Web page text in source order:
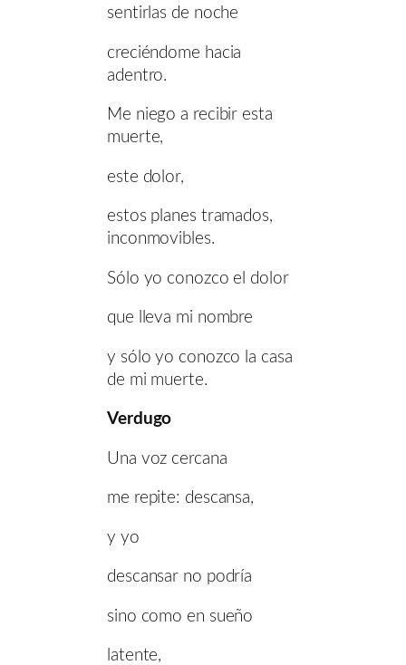
sentirlas de noche
creciéndome hacia
adentro.
Me niego a recibir esta
muerte,
este dolor,
estos planes tramados,
inconmovibles.
Sólo yo conozco el dolor
que lleva mi nombre
y sólo yo conozco la casa
de mi muerte.
Verdugo
Una voz cercana
me repite: descansa,
y yo
descansar no podría
sino como en sueño
latente,